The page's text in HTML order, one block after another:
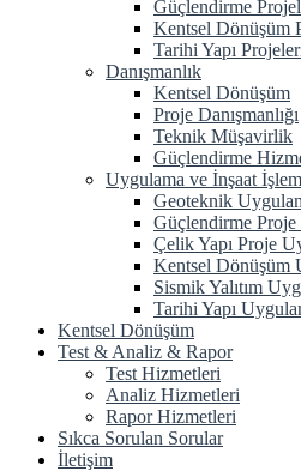
Güçlendirme
Kentsel Dönüşüm
Tarihi Yapı
Danışmanlık
Kentsel Dönüşüm
Proje Danışmanlığı
Teknik Müşavirlik
Güçlendirme
Uygulama ve İnşaat
Geoteknik
Güçlendirme Proje
Çelik Yapı Proje
Kentsel Dönüşüm
Sismik Yalıtım
Tarihi Yapı
Kentsel Dönüşüm
Test & Analiz & Rapor
Test Hizmetleri
Analiz Hizmetleri
Rapor Hizmetleri
Sıkca Sorulan Sorular
İletişim